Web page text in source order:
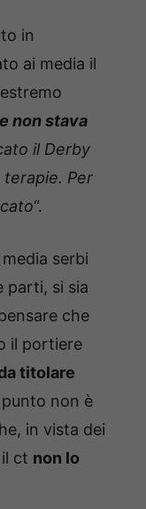
in
ai media il
non stava
il Derby
Per
“.
serbi
parti, si sia
che
il portiere
titolare
punto non è
in vista dei
ct non lo